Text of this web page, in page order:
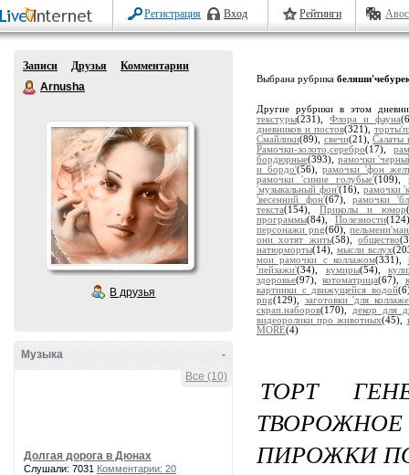
Регистрация Вход Рейтинги
Записи Друзья
Комментарии
Arnusha
В друзья
-
Музыка
Все (10)
Долгая дорога в Дюнах
Слушали: 7031 Комментарии: 20
Выбрана рубрика
Другие рубрики в этом
текстуры(231), Флора и фауна
дневников и постов(321),
Смайлики(89), свечи(21),Салаты
Рамочки-золото,серебро(17),
бордюрные(393), рамочки
и бордо'(56),рамочки 'фон
рамочки 'синие голубые'(109),
'музыкальный фон'(16), рамочки
'весенний фон'(67),рамочки
текста(154), Приколы и юмор
программы(84),Полезности
персонажи png(60),
они хотят жить(58),общество
натюрморты(14),мысли вслух
мои рамочки с коллажом(331),
'пейзажи'(34), кумиры(54),
здоровье(97),котоматрица(67),
картинки с движущейся водой
png(129), заготовки 'для
скрап.наборов(170), декор для
видеоролики про животных(45),
MORE(4)
ТОРТ
ПИРОЖКИ